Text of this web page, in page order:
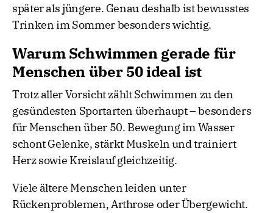
später als jüngere. Genau deshalb ist bewusstes
Trinken im Sommer besonders wichtig.
Warum Schwimmen gerade für
Menschen über 50 ideal ist
Trotz aller Vorsicht zählt Schwimmen zu den
gesündesten Sportarten überhaupt – besonders
für Menschen über 50. Bewegung im Wasser
schont Gelenke, stärkt Muskeln und trainiert
Herz sowie Kreislauf gleichzeitig.
Viele ältere Menschen leiden unter
Rückenproblemen, Arthrose oder Übergewicht.